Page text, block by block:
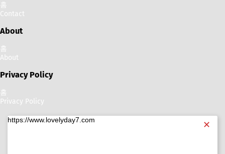
홈
Contact
About
홈
About
Privacy Policy
홈
Privacy Policy
✕
https://www.lovelyday7.com